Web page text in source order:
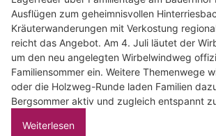
Ausflügen zum geheimnisvollen
Kräuterwanderungen mit Verkostung
reicht das Angebot. Am 4. Juli läutet der
um den neu angelegten Wirbelwindweg
Familiensommer ein. Weitere Themenwege
oder die Holzweg-Runde laden Familien
Bergsommer aktiv und zugleich entspannt
Weiterlesen